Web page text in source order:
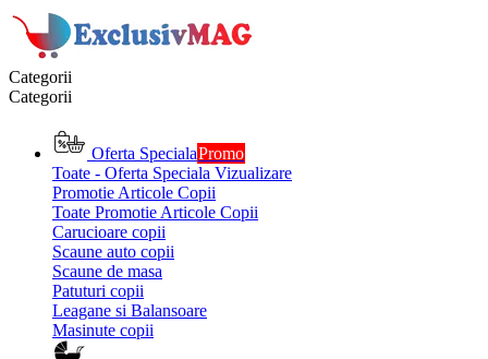
Categorii
Categorii
Oferta SpecialaPromo
Toate - Oferta Speciala Vizualizare
Promotie Articole Copii
Toate Promotie Articole Copii
Carucioare copii
Scaune auto copii
Scaune de masa
Patuturi copii
Leagane si Balansoare
Masinute copii